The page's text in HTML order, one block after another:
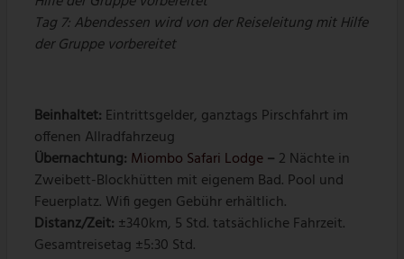
Tag 7: Abendessen wird von der Reiseleitung mit Hilfe
der Gruppe vorbereitet
Beinhaltet: Eintrittsgelder, ganztags Pirschfahrt im
offenen Allradfahrzeug
Übernachtung: Miombo Safari Lodge– 2 Nächte in
Zweibett-Blockhütten mit eigenem Bad. Pool und
Feuerplatz. Wifi gegen Gebühr erhältlich.
Distanz/Zeit: ±340km, 5 Std. tatsächliche Fahrzeit.
Gesamtreisetag ±5:30 Std.